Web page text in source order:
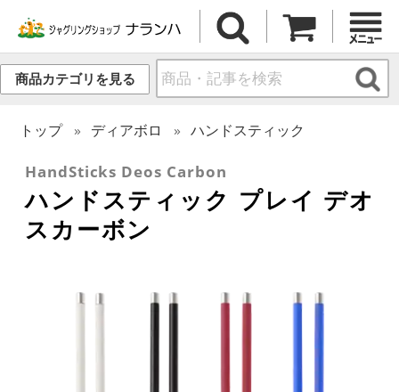
商品カテゴリを見る
トップ ディアボロ ハンドスティック
HandSticks Deos Carbon
ハンドスティック プレイ デオ
スカーボン